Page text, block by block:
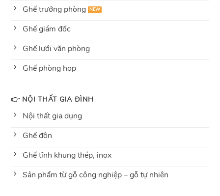
Ghế trưởng phòng
Ghế giám đốc
Ghế lưới văn phòng
Ghế phòng họp
👉 NỘI THẤT GIA ĐÌNH
Nội thất gia dụng
Ghế đôn
Ghế tĩnh khung thép, inox
Sản phẩm từ gỗ công nghiệp – gỗ tự nhiên